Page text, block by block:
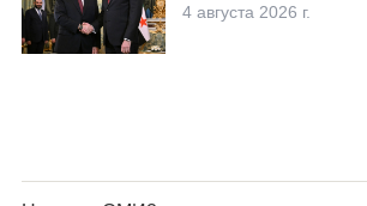
4 августа 2026 г.